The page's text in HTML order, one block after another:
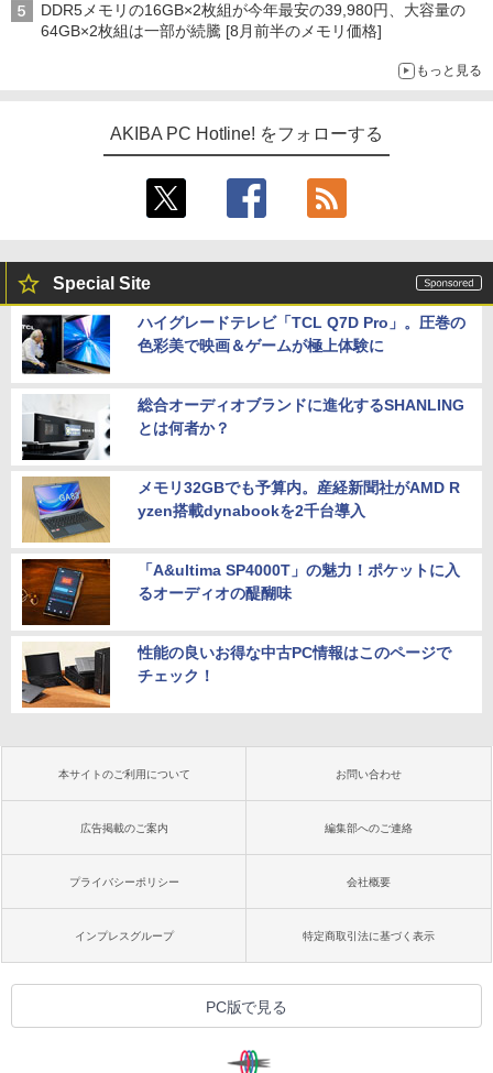
DDR5メモリの16GB×2枚組が今年最安の39,980円、大容量の
64GB×2枚組は一部が続騰 [8月前半のメモリ価格]
もっと見る
AKIBA PC Hotline! をフォローする
Special Site
ハイグレードテレビ「TCL Q7D Pro」。圧巻の
色彩美で映画＆ゲームが極上体験に
総合オーディオブランドに進化するSHANLING
とは何者か？
メモリ32GBでも予算内。産経新聞社がAMD R
yzen搭載dynabookを2千台導入
「A&ultima SP4000T」の魅力！ポケットに入
るオーディオの醍醐味
性能の良いお得な中古PC情報はこのページで
チェック！
本サイトのご利用について お問い合わせ
広告掲載のご案内 編集部へのご連絡
プライバシーポリシー 会社概要
インプレスグループ 特定商取引法に基づく表示
PC版で見る